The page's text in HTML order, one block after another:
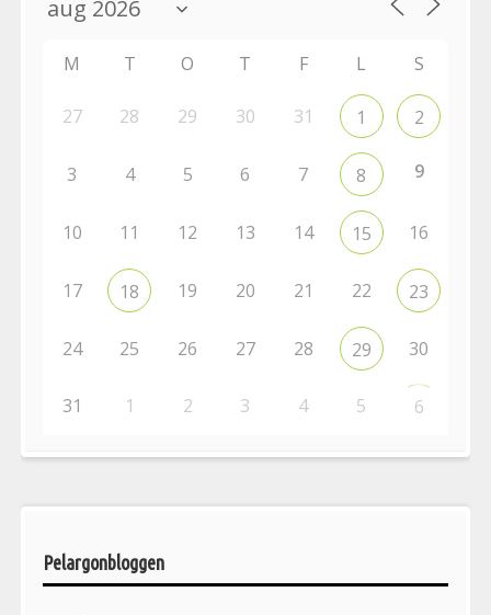
M T O T F L S
27 28 29 30 31 1 2
3 4 5 6 7 8 9
10 11 12 13 14 15 16
17 18 19 20 21 22 23
24 25 26 27 28 29 30
31 1 2 3 4 5 6
Pelargonbloggen